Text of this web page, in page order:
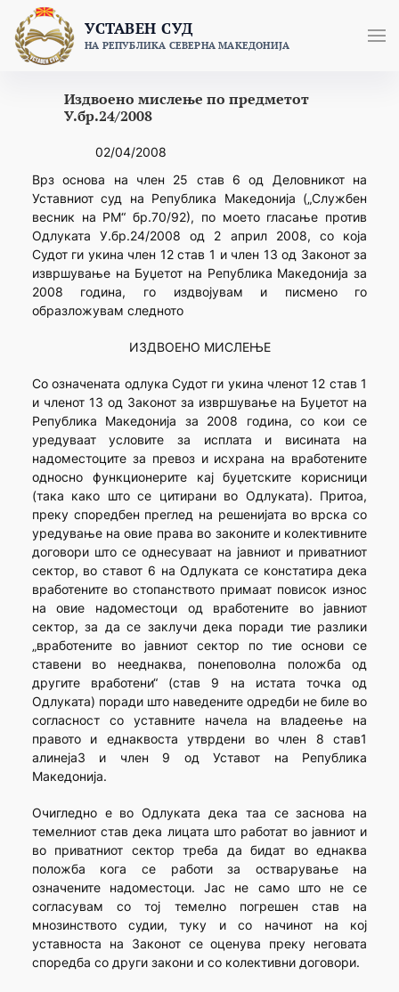
content
УСТАВЕН СУД
НА РЕПУБЛИКА СЕВЕРНА МАКЕДОНИЈА
Издвоено мислење по предметот
У.бр.24/2008
02/04/2008
Врз основа на член 25 став 6 од Деловникот на
Уставниот суд на Република Македонија („Службен
весник на РМ“ бр.70/92), по моето гласање против
Одлуката У.бр.24/2008 од 2 април 2008, со која
Судот ги укина член 12 став 1 и член 13 од Законот за
извршување на Буџетот на Република Македонија за
2008 година, го издвојувам и писмено го
образложувам следното
ИЗДВОЕНО МИСЛЕЊЕ
Со означената одлука Судот ги укина членот 12 став 1
и членот 13 од Законот за извршување на Буџетот на
Република Македонија за 2008 година, со кои се
уредуваат условите за исплата и висината на
надоместоците за превоз и исхрана на вработените
односно функционерите кај буџетските корисници
(така како што се цитирани во Одлуката). Притоа,
преку споредбен преглед на решенијата во врска со
уредување на овие права во законите и колективните
договори што се однесуваат на јавниот и приватниот
сектор, во ставот 6 на Одлуката се констатира дека
вработените во стопанството примаат повисок износ
на овие надоместоци од вработените во јавниот
сектор, за да се заклучи дека поради тие разлики
„вработените во јавниот сектор по тие основи се
ставени во нееднаква, понеповолна положба од
другите вработени“ (став 9 на истата точка од
Одлуката) поради што наведените одредби не биле во
согласност со уставните начела на владеење на
правото и еднаквоста утврдени во член 8 став1
алинеја3 и член 9 од Уставот на Република
Македонија.
Очигледно е во Одлуката дека таа се заснова на
темелниот став дека лицата што работат во јавниот и
во приватниот сектор треба да бидат во еднаква
положба кога се работи за остварување на
означените надоместоци. Јас не само што не се
согласувам со тој темелно погрешен став на
мнозинството судии, туку и со начинот на кој
уставноста на Законот се оценува преку неговата
споредба со други закони и со колективни договори.